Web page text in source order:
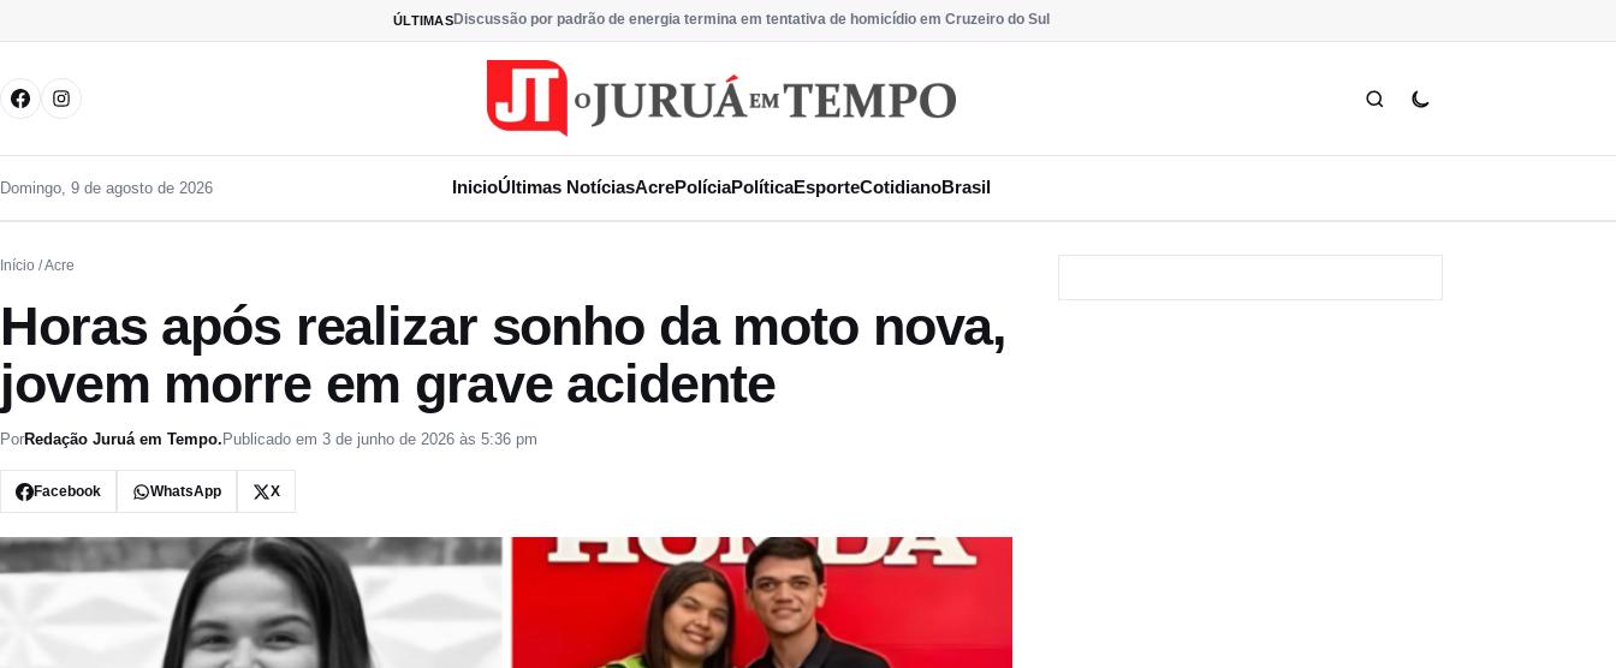
ÚLTIMASDiscussão por padrão de energia termina em tentativa de homicídio em Cruzeiro do Sul
Domingo, 9 de agosto de 2026 InicioÚltimas NotíciasAcrePolíciaPolíticaEsporteCotidianoBrasil
Início / Acre
Horas após realizar sonho da moto nova,
jovem morre em grave acidente
PorRedação Juruá em Tempo. Publicado em 3 de junho de 2026 às 5:36 pm
Facebook WhatsApp X